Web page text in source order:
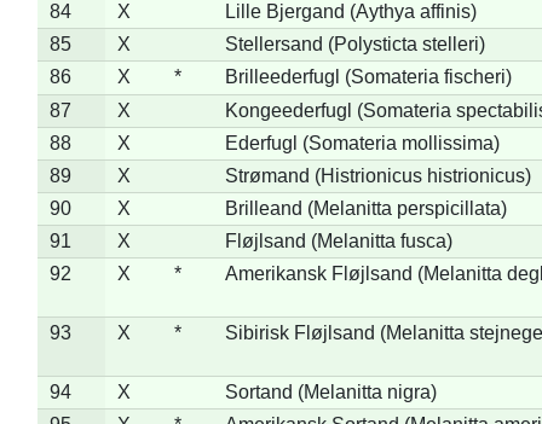
84
X
Lille Bjergand (Aythya affinis)
85
X
Stellersand (Polysticta stelleri)
86
X *
Brilleederfugl (Somateria fischeri)
87
X
Kongeederfugl (Somateria
88
X
Ederfugl (Somateria mollissima)
89
X
Strømand (Histrionicus histrionicus)
90
X
Brilleand (Melanitta perspicillata)
91
X
Fløjlsand (Melanitta fusca)
92
X * Amerikansk Fløjlsand (Melanitta
93 X * Sibirisk Fløjlsand (Melanitta
94 X
Sortand (Melanitta nigra)